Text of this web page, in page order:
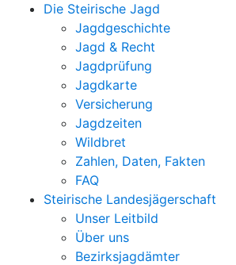
Die Steirische Jagd
Jagdgeschichte
Jagd & Recht
Jagdprüfung
Jagdkarte
Versicherung
Jagdzeiten
Wildbret
Zahlen, Daten, Fakten
FAQ
Steirische Landesjägerschaft
Unser Leitbild
Über uns
Bezirksjagdämter